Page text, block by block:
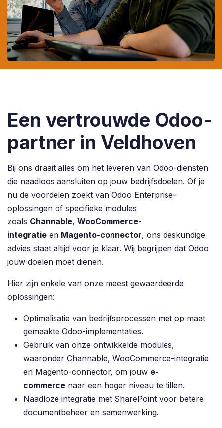
Een vertrouwde Odoo-
partner in Veldhoven
Bij ons draait alles om het leveren van Odoo-diensten
die naadloos aansluiten op jouw bedrijfsdoelen. Of je
nu de voordelen zoekt van Odoo Enterprise-
oplossingen of specifieke modules
zoals Channable, WooCommerce-
integratie en Magento-connector, ons deskundige
advies staat altijd voor je klaar. Wij begrijpen dat Odoo
jouw doelen moet dienen.
Hier zijn enkele van onze meest gewaardeerde
oplossingen:
Optimalisatie van bedrijfsprocessen met op maat
gemaakte Odoo-implementaties.
Gebruik van onze ontwikkelde modules,
waaronder Channable, WooCommerce-integratie
en Magento-connector, om jouw e-
commerce naar een hoger niveau te tillen.
Naadloze integratie met SharePoint voor betere
documentbeheer en samenwerking.